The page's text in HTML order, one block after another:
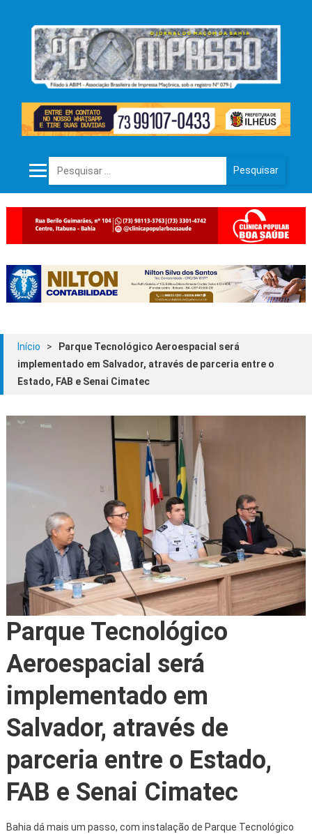
Pesquisar por:
Início >
Parque Tecnológico Aeroespacial será
implementado em Salvador, através de parceria entre o
Estado, FAB e Senai Cimatec
Parque Tecnológico
Aeroespacial será
implementado em
Salvador, através de
parceria entre o Estado,
FAB e Senai Cimatec
Bahia dá mais um passo, com instalação de Parque Tecnológico